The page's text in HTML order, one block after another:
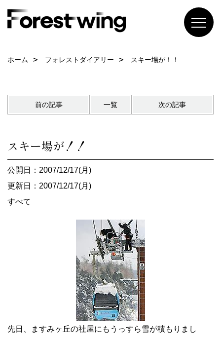
ホーム フォレストダイアリー スキー場が！！
前の記事 一覧 次の記事
スキー場が！！
公開日：2007/12/17(月)
更新日：2007/12/17(月)
すべて
先日、ますみヶ丘の社屋にもうっすら雪が積もりまし